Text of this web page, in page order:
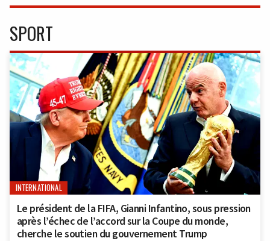
SPORT
INTERNATIONAL
Le président de la FIFA, Gianni Infantino, sous pression
après l’échec de l’accord sur la Coupe du monde,
cherche le soutien du gouvernement Trump